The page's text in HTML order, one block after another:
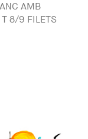
AMB
T 8/9 FILETS